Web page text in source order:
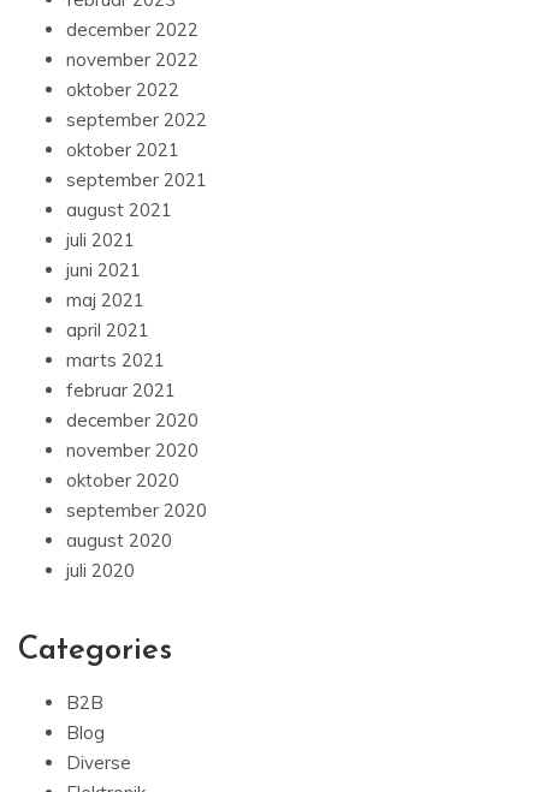
december 2022
november 2022
oktober 2022
september 2022
oktober 2021
september 2021
august 2021
juli 2021
juni 2021
maj 2021
april 2021
marts 2021
februar 2021
december 2020
november 2020
oktober 2020
september 2020
august 2020
juli 2020
Categories
B2B
Blog
Diverse